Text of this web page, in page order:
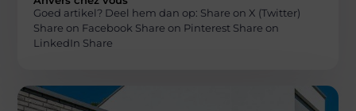
Goed artikel? Deel hem dan op: Share on X (Twitter)
Share on Facebook Share on Pinterest Share on
LinkedIn Share